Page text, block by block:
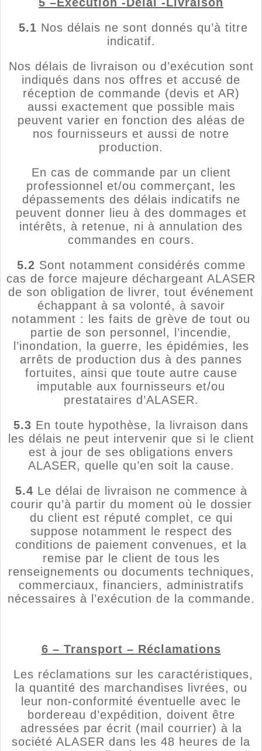
5.1 Nos délais ne sont donnés qu’à titre
indicatif.
Nos délais de livraison ou d’exécution sont
indiqués dans nos offres et accusé de
réception de commande (devis et AR)
aussi exactement que possible mais
peuvent varier en fonction des aléas de
nos fournisseurs et aussi de notre
production.
En cas de commande par un client
professionnel et/ou commerçant, les
dépassements des délais indicatifs ne
peuvent donner lieu à des dommages et
intérêts, à retenue, ni à annulation des
commandes en cours.
5.2 Sont notamment considérés comme
cas de force majeure déchargeant ALASER
de son obligation de livrer, tout événement
échappant à sa volonté, à savoir
notamment : les faits de grève de tout ou
partie de son personnel, l’incendie,
l’inondation, la guerre, les épidémies, les
arrêts de production dus à des pannes
fortuites, ainsi que toute autre cause
imputable aux fournisseurs et/ou
prestataires d’ALASER.
5.3 En toute hypothèse, la livraison dans
les délais ne peut intervenir que si le client
est à jour de ses obligations envers
ALASER, quelle qu’en soit la cause.
5.4 Le délai de livraison ne commence à
courir qu’à partir du moment où le dossier
du client est réputé complet, ce qui
suppose notamment le respect des
conditions de paiement convenues, et la
remise par le client de tous les
renseignements ou documents techniques,
commerciaux, financiers, administratifs
nécessaires à l’exécution de la commande.
6 – Transport – Réclamations
Les réclamations sur les caractéristiques,
la quantité des marchandises livrées, ou
leur non-conformité éventuelle avec le
bordereau d’expédition, doivent être
adressées par écrit (mail courrier) à la
société ALASER dans les 48 heures de la